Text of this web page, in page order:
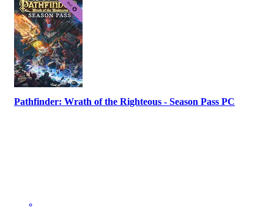
Pathfinder: Wrath of the Righteous - Season Pass PC